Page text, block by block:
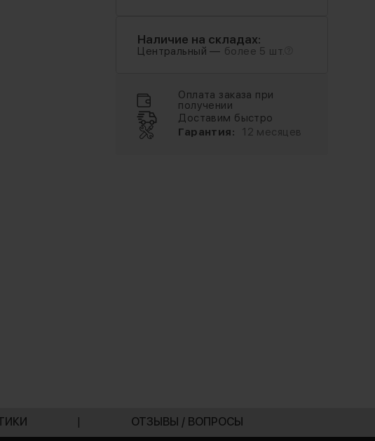
Наличие на складах:
Центральный — более 5 шт.
Оплата заказа при
получении
Доставим быстро
Гарантия:
12 месяцев
| ОТЗЫВЫ / ВОПРОСЫ